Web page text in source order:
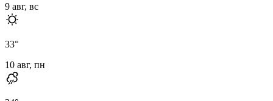
9 авг, вс
33°
10 авг, пн